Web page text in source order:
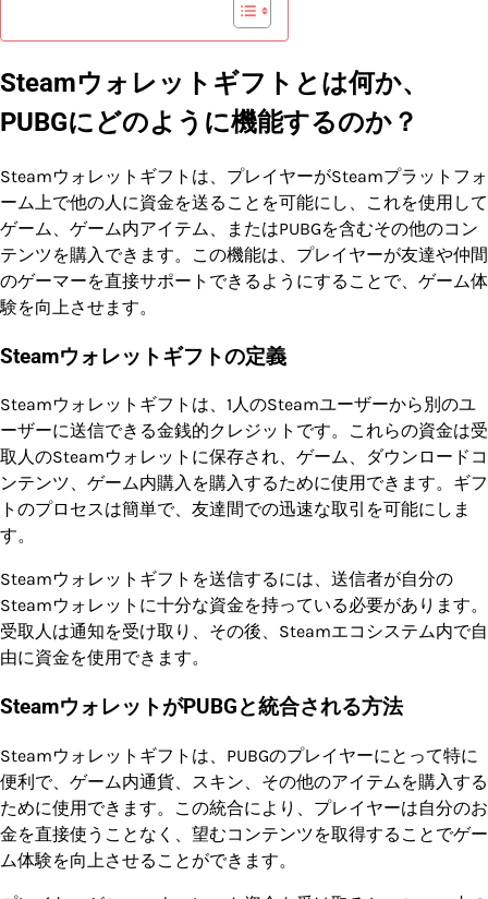
Steamウォレットギフトとは何か、
PUBGにどのように機能するのか？
Steamウォレットギフトは、プレイヤーがSteamプラットフォ
ーム上で他の人に資金を送ることを可能にし、これを使用して
ゲーム、ゲーム内アイテム、またはPUBGを含むその他のコン
テンツを購入できます。この機能は、プレイヤーが友達や仲間
のゲーマーを直接サポートできるようにすることで、ゲーム体
験を向上させます。
Steamウォレットギフトの定義
Steamウォレットギフトは、1人のSteamユーザーから別のユ
ーザーに送信できる金銭的クレジットです。これらの資金は受
取人のSteamウォレットに保存され、ゲーム、ダウンロードコ
ンテンツ、ゲーム内購入を購入するために使用できます。ギフ
トのプロセスは簡単で、友達間での迅速な取引を可能にしま
す。
Steamウォレットギフトを送信するには、送信者が自分の
Steamウォレットに十分な資金を持っている必要があります。
受取人は通知を受け取り、その後、Steamエコシステム内で自
由に資金を使用できます。
SteamウォレットがPUBGと統合される方法
Steamウォレットギフトは、PUBGのプレイヤーにとって特に
便利で、ゲーム内通貨、スキン、その他のアイテムを購入する
ために使用できます。この統合により、プレイヤーは自分のお
金を直接使うことなく、望むコンテンツを取得することでゲー
ム体験を向上させることができます。